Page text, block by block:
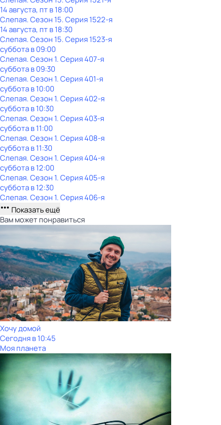
14 августа, пт в 18:00
Слепая. Сезон 15. Серия 1522-я
14 августа, пт в 18:30
Слепая. Сезон 15. Серия 1523-я
субботав09:00
Слепая. Сезон 1. Серия 407-я
субботав09:30
Слепая. Сезон 1. Серия 401-я
субботав10:00
Слепая. Сезон 1. Серия 402-я
субботав10:30
Слепая. Сезон 1. Серия 403-я
субботав11:00
Слепая. Сезон 1. Серия 408-я
субботав11:30
Слепая. Сезон 1. Серия 404-я
субботав12:00
Слепая. Сезон 1. Серия 405-я
субботав12:30
Слепая. Сезон 1. Серия 406-я
Показать ещё
Вам может понравиться
Хочу домой
Сегодня в 10:45
Моя планета